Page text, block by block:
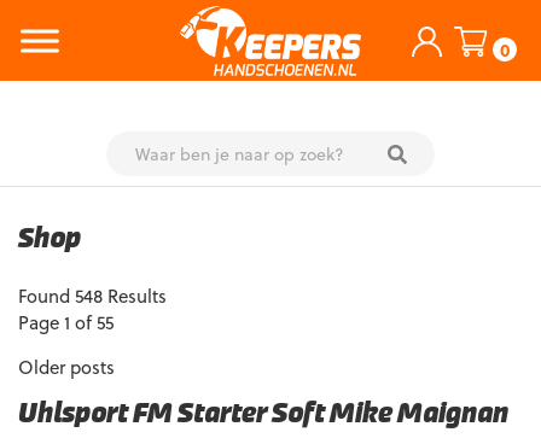
0
content
Shop
Found 548 Results
Page 1 of 55
Older posts
Uhlsport FM Starter Soft Mike Maignan